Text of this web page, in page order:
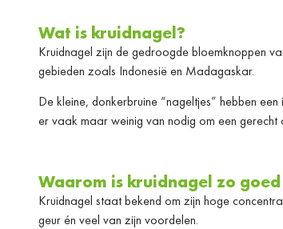
Wat is kruidnagel?
Kruidnagel zijn de gedroogde bloemknoppen
gebieden zoals Indonesië en Madagaskar.
De kleine, donkerbruine “nageltjes” hebben
er vaak maar weinig van nodig om een gerecht
Waarom is kruidnagel zo
Kruidnagel staat bekend om zijn hoge
geur én veel van zijn voordelen.